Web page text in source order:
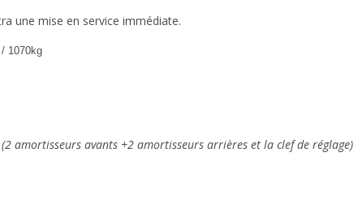
une mise en service immédiate.
1070kg
amortisseurs avants +2 amortisseurs arrières et la clef de réglage)